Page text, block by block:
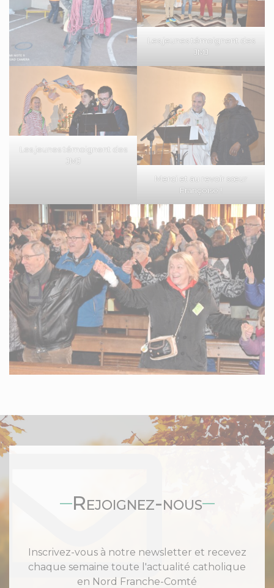
Les jeunes témoignent des
JMJ
Les jeunes témoignent des
JMJ
Merci et au revoir sœur
Françoise !
Rejoignez-nous
Inscrivez-vous à notre newsletter et recevez
chaque semaine toute l'actualité catholique
en Nord Franche-Comté